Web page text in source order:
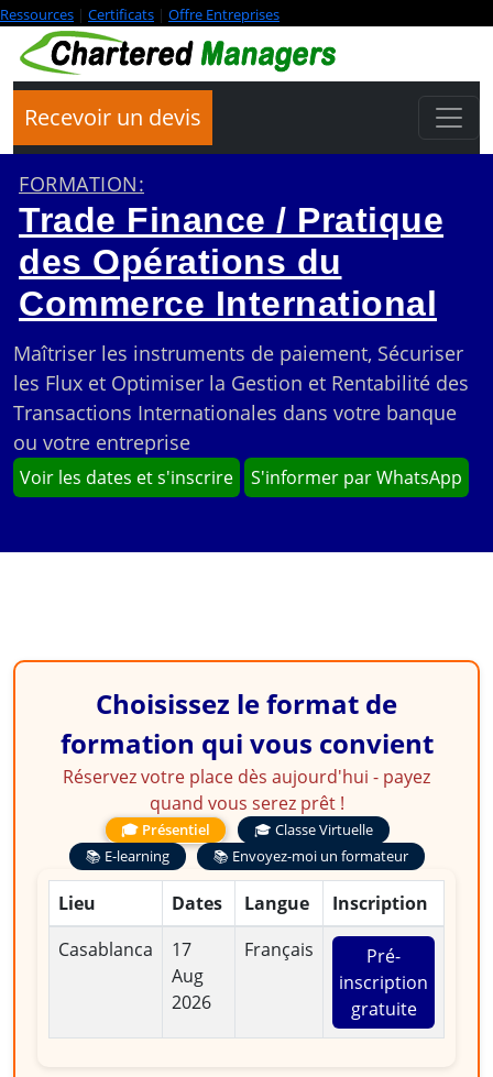
Ressources | Certificats | Offre Entreprises
Recevoir un devis
FORMATION:
Trade Finance / Pratique
des Opérations du
Commerce International
Maîtriser les instruments de paiement, Sécuriser
les Flux et Optimiser la Gestion et Rentabilité des
Transactions Internationales dans votre banque
ou votre entreprise
Voir les dates et s'inscrire S'informer par WhatsApp
Choisissez le format de
formation qui vous convient
Réservez votre place dès aujourd'hui - payez
quand vous serez prêt !
🎓 Présentiel
🎓 Classe Virtuelle
📚 E-learning
📚 Envoyez-moi un formateur
Lieu Dates Langue
Inscription
Casablanca
17
Aug
2026
Français
Pré-
inscription
gratuite